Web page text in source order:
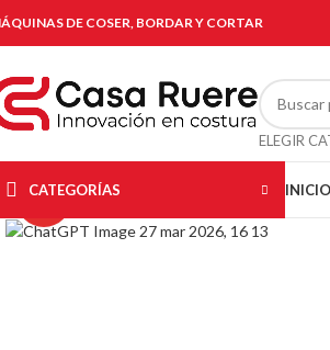
DE COSER, BORDAR Y CORTAR
ELEGIR
CATEGORÍAS INICIO
Click to enlarge